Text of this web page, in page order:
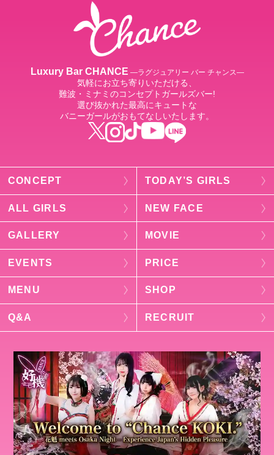
Luxury Bar CHANCE ―ラグジュアリー バー チャンス―
気軽にお立ち寄りいただける、
難波・ミナミのコンセプトガールズバー!
選び抜かれた最高にキュートな
バニーガールがおもてなしいたします。
CONCEPT TODAY’S GIRLS
ALL GIRLS NEW FACE
GALLERY MOVIE
EVENTS PRICE
MENU SHOP
Q&A RECRUIT